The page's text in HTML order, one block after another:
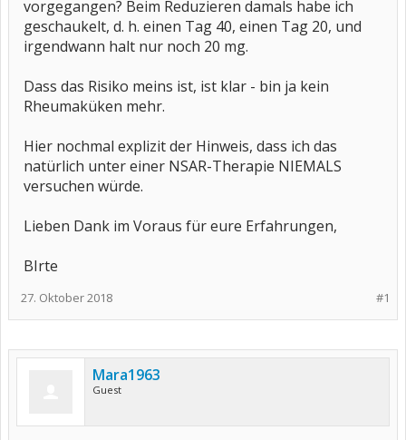
vorgegangen? Beim Reduzieren damals habe ich
geschaukelt, d. h. einen Tag 40, einen Tag 20, und
irgendwann halt nur noch 20 mg.
Dass das Risiko meins ist, ist klar - bin ja kein
Rheumaküken mehr.
Hier nochmal explizit der Hinweis, dass ich das
natürlich unter einer NSAR-Therapie NIEMALS
versuchen würde.
Lieben Dank im Voraus für eure Erfahrungen,
BIrte
#1
27. Oktober 2018
Mara1963
Guest